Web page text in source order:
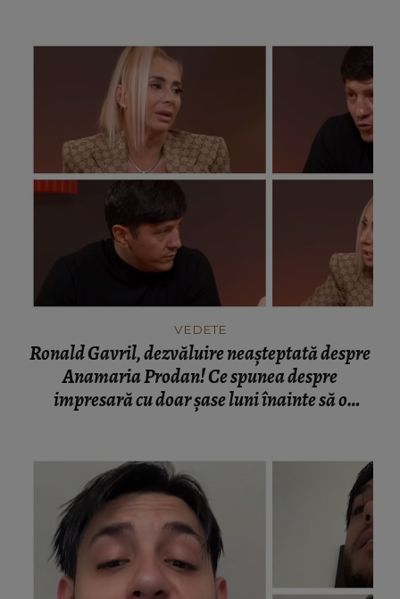
VEDETE
Ronald Gavril, dezvăluire neașteptată despre
Anamaria Prodan! Ce spunea despre
impresară cu doar șase luni înainte să o